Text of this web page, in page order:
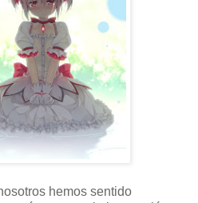
hemos sentido